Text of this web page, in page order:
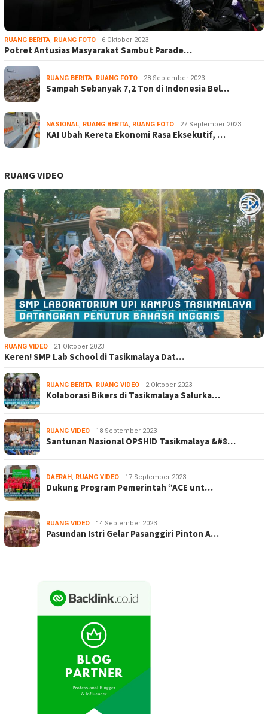
RUANG BERITA, RUANG FOTO 6 Oktober 2023
Potret Antusias Masyarakat Sambut Parade…
RUANG BERITA, RUANG FOTO 28 September 2023
Sampah Sebanyak 7,2 Ton di Indonesia Bel…
NASIONAL, RUANG BERITA, RUANG FOTO 27 September 2023
KAI Ubah Kereta Ekonomi Rasa Eksekutif, …
RUANG VIDEO
RUANG VIDEO 21 Oktober 2023
Keren! SMP Lab School di Tasikmalaya Dat…
RUANG BERITA, RUANG VIDEO 2 Oktober 2023
Kolaborasi Bikers di Tasikmalaya Salurka…
RUANG VIDEO 18 September 2023
Santunan Nasional OPSHID Tasikmalaya &#8…
DAERAH , RUANG VIDEO 17 September 2023
Dukung Program Pemerintah “ACE unt…
RUANG VIDEO 14 September 2023
Pasundan Istri Gelar Pasanggiri Pinton A…